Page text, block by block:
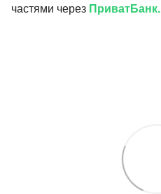
частями через ПриватБанк.